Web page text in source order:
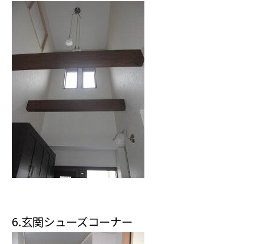
6.玄関シューズコーナー